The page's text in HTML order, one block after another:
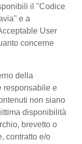
il "Codice
e a
User
concerne
della
responsabile e
non siano
disponibilità
brevetto o
contratto e/o